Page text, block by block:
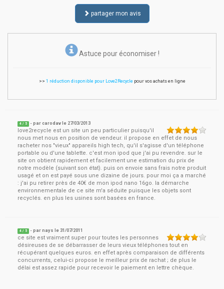
partager mon avis
Astuce pour économiser !
>> 1 réduction disponible pour Love2Recycle pour vos achats en ligne
4 / 5 - parcarodav le 27/03/2013
love2recycle est un site un peu particulier puisqu'il
nous met nous en position de vendeur. il propose en effet de nous
racheter nos "vieux" appareils high tech, qu'il s'agisse d'un téléphone
portable ou d'une tablette. c'est mon ipod que j'ai pu revendre. sur le
site on obtient rapidement et facilement une estimation du prix de
notre modèle (suivant son état). puis on envoie sans frais notre produit
usagé et on est payé sous une dizaine de jours. pour moi ça a marché
: j'ai pu retirer près de 40€ de mon ipod nano 16go. la démarche
environnementale de ce site m'a séduite puisque les objets sont
recyclés. en plus les usines sont basées en france.
4 / 5 - parnays le31/07/2011
ce site est vraiment super pour toutes les personnes
désireuses de se débarrasser de leurs vieux téléphones tout en
récupérant quelques euros. en effet après comparaison de différents
concurrents, celui-ci propose le meilleur prix de rachat ; de plus le
délai est assez rapide pour recevoir le paiement en lettre chèque.